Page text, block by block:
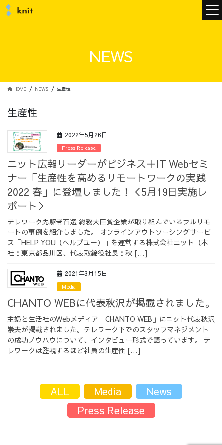
メンバー 会社概要
サービス
採用情報
チームインタビュー02
NEWS
HOME NEWS 生産性
生産性
2022年5月26日
Press Release
ニット広報リーダーがビジネス＋IT Webセミ
ナー「生産性を高めるリモートワークの実践
2022 春」に登壇しました！＜5月19日実施レ
ポート＞
テレワーク先駆者百選 総務大臣賞企業が取り組んでいるフルリモ
ートの事例を紹介しました。 オンラインアウトソーシングサービ
ス「HELP YOU（ヘルプユー）」を運営する株式会社ニット（本
社：東京都品川区、代表取締役社長：秋 […]
2021年3月15日
Media
CHANTO WEBに代表秋沢が掲載されました。
主婦と生活社のWebメディア「CHANTO WEB」にニット代表秋沢
崇夫が掲載されました。テレワーク下でのスタッフマネジメント
の成功ノウハウについて、インタビュー形式で語っています。 テ
レワークは監視するほど社員の生産性 […]
ALL Media
News
Press Release